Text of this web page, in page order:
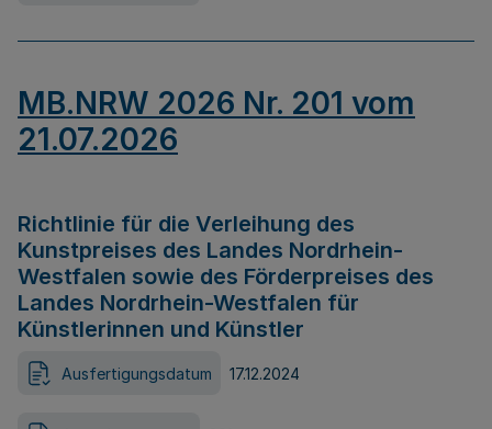
MB.NRW 2026 Nr. 201 vom
21.07.2026
Richtlinie für die Verleihung des
Kunstpreises des Landes Nordrhein-
Westfalen sowie des Förderpreises des
Landes Nordrhein-Westfalen für
Künstlerinnen und Künstler
Ausfertigungsdatum 17.12.2024